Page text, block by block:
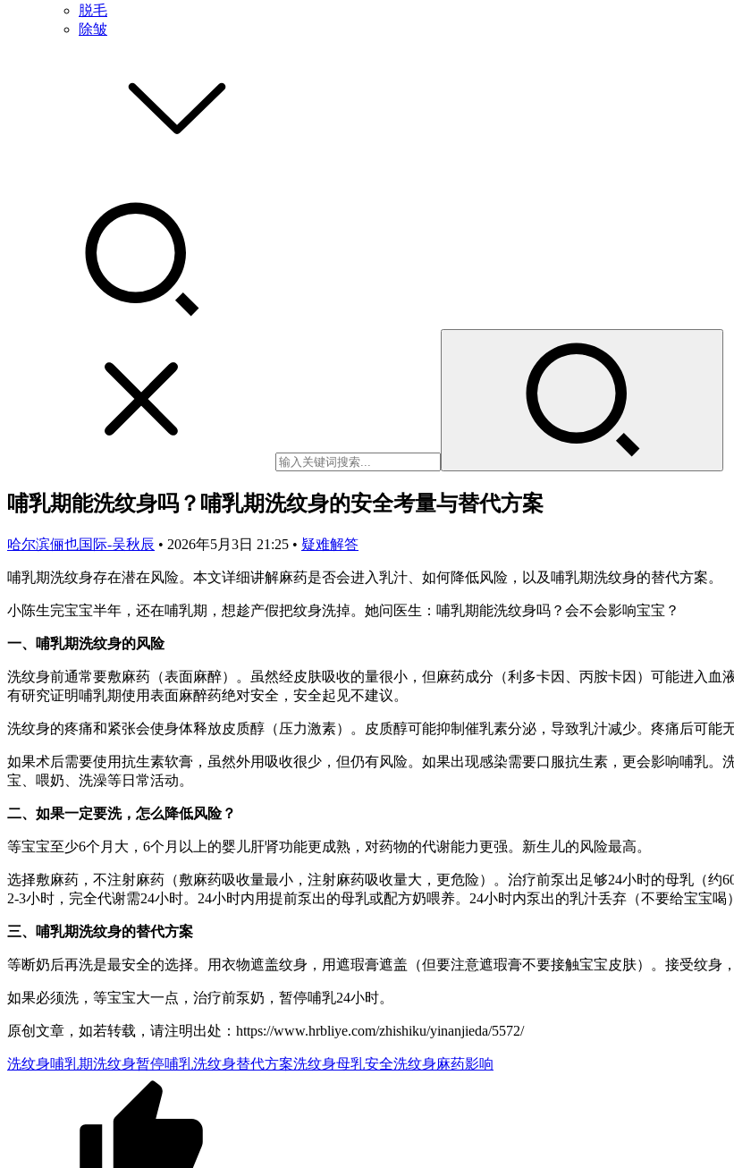
脱毛
除皱
哺乳期能洗纹身吗？哺乳期洗纹身的安全考量与替代方案
哈尔滨俪也国际-吴秋辰 • 2026年5月3日 21:25 • 疑难解答
哺乳期洗纹身存在潜在风险。本文详细讲解麻药是否会进入乳汁、如何降低风险，以及哺乳期洗纹身的替代方案。
小陈生完宝宝半年，还在哺乳期，想趁产假把纹身洗掉。她问医生：哺乳期能洗纹身吗？会不会影响宝宝？
一、哺乳期洗纹身的风险
洗纹身前通常要敷麻药（表面麻醉）。虽然经皮肤吸收的量很小，但麻药成分（利多卡因、丙胺卡因）可能进入
有研究证明哺乳期使用表面麻醉药绝对安全，安全起见不建议。
洗纹身的疼痛和紧张会使身体释放皮质醇（压力激素）。皮质醇可能抑制催乳素分泌，导致乳汁减少。疼痛后可能
如果术后需要使用抗生素软膏，虽然外用吸收很少，但仍有风险。如果出现感染需要口服抗生素，更会影响哺乳
宝、喂奶、洗澡等日常活动。
二、如果一定要洗，怎么降低风险？
等宝宝至少6个月大，6个月以上的婴儿肝肾功能更成熟，对药物的代谢能力更强。新生儿的风险最高。
选择敷麻药，不注射麻药（敷麻药吸收量最小，注射麻药吸收量大，更危险）。治疗前泵出足够24小时的母乳（约
2-3小时，完全代谢需24小时。24小时内用提前泵出的母乳或配方奶喂养。24小时内泵出的乳汁丢弃（不要给宝宝喝
三、哺乳期洗纹身的替代方案
等断奶后再洗是最安全的选择。用衣物遮盖纹身，用遮瑕膏遮盖（但要注意遮瑕膏不要接触宝宝皮肤）。接受纹身
如果必须洗，等宝宝大一点，治疗前泵奶，暂停哺乳24小时。
原创文章，如若转载，请注明出处：https://www.hrbliye.com/zhishiku/yinanjieda/5572/
洗纹身哺乳期洗纹身暂停哺乳洗纹身替代方案洗纹身母乳安全洗纹身麻药影响